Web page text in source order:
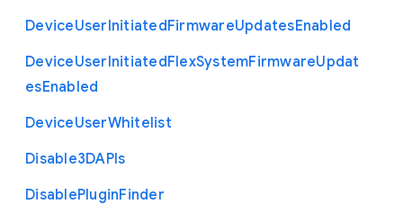
DeviceUserInitiatedFirmwareUpdatesEnabled
DeviceUserInitiatedFlexSystemFirmwareUpdat
esEnabled
DeviceUserWhitelist
Disable3DAPIs
DisablePluginFinder